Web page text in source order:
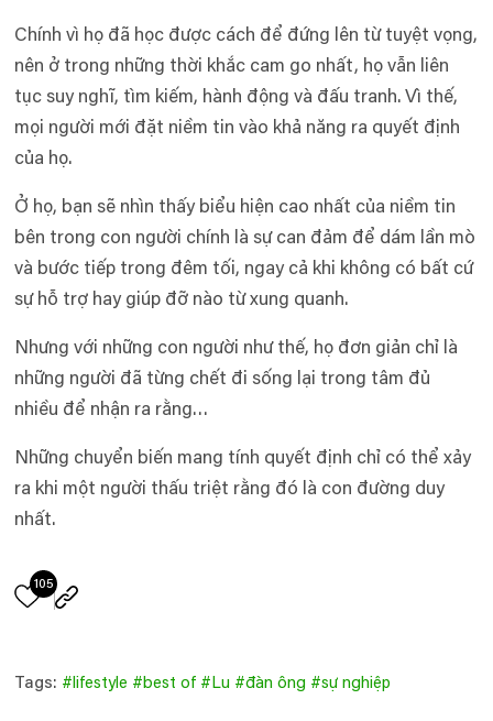
Chính vì họ đã học được cách để đứng lên từ tuyệt vọng,
nên ở trong những thời khắc cam go nhất, họ vẫn liên
tục suy nghĩ, tìm kiếm, hành động và đấu tranh. Vì thế,
mọi người mới đặt niềm tin vào khả năng ra quyết định
của họ.
Ở họ, bạn sẽ nhìn thấy biểu hiện cao nhất của niềm tin
bên trong con người chính là sự can đảm để dám lần mò
và bước tiếp trong đêm tối, ngay cả khi không có bất cứ
sự hỗ trợ hay giúp đỡ nào từ xung quanh.
Nhưng với những con người như thế, họ đơn giản chỉ là
những người đã từng chết đi sống lại trong tâm đủ
nhiều để nhận ra rằng…
Những chuyển biến mang tính quyết định chỉ có thể xảy
ra khi một người thấu triệt rằng đó là con đường duy
nhất.
105
Tags: #lifestyle #best of #Lu #đàn ông #sự nghiệp